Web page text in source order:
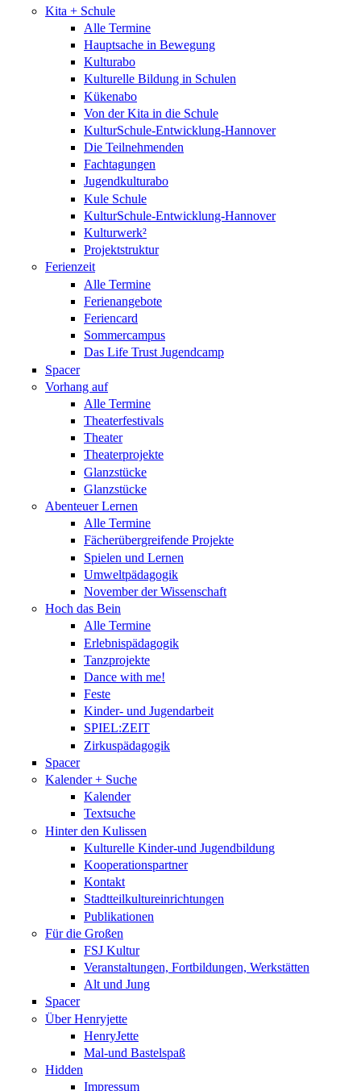
Kita + Schule
Alle Termine
Hauptsache in Bewegung
Kulturabo
Kulturelle Bildung in Schulen
Kükenabo
Von der Kita in die Schule
KulturSchule-Entwicklung-Hannover
Die Teilnehmenden
Fachtagungen
Jugendkulturabo
Kule Schule
KulturSchule-Entwicklung-Hannover
Kulturwerk²
Projektstruktur
Ferienzeit
Alle Termine
Ferienangebote
Feriencard
Sommercampus
Das Life Trust Jugendcamp
Spacer
Vorhang auf
Alle Termine
Theaterfestivals
Theater
Theaterprojekte
Glanzstücke
Glanzstücke
Abenteuer Lernen
Alle Termine
Fächerübergreifende Projekte
Spielen und Lernen
Umweltpädagogik
November der Wissenschaft
Hoch das Bein
Alle Termine
Erlebnispädagogik
Tanzprojekte
Dance with me!
Feste
Kinder- und Jugendarbeit
SPIEL:ZEIT
Zirkuspädagogik
Spacer
Kalender + Suche
Kalender
Textsuche
Hinter den Kulissen
Kulturelle Kinder-und Jugendbildung
Kooperationspartner
Kontakt
Stadtteilkultureinrichtungen
Publikationen
Für die Großen
FSJ Kultur
Veranstaltungen, Fortbildungen, Werkstätten
Alt und Jung
Spacer
Über Henryjette
HenryJette
Mal-und Bastelspaß
Hidden
Impressum